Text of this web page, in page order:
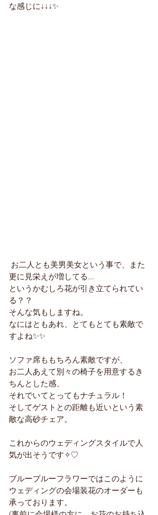
な感じに↓↓↓✨
更に見栄えが増してる...
というかむしろ花が引き立てられてい
る？？
そんな気もしますね。
なにはともあれ、とてもとても素敵で
すよね✨✨
ソファ席ももちろん素敵ですが、
お二人あえて別々の椅子を用意するき
ちんとした感、
それでいてとってもナチュラル！
そしてゲストとの距離も近いという素
敵な高砂チェア。
これからのウェディングスタイルで人
気が出そうです✧♡
ブルーブルーフラワーではこのように
ウェディングの会場装花のオーダーも
承っております。